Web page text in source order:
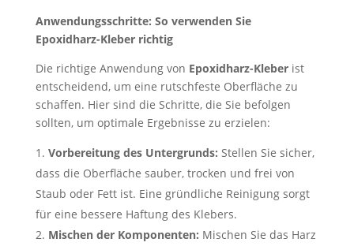
Anwendungsschritte: So verwenden Sie
Epoxidharz-Kleber richtig
Die richtige Anwendung von Epoxidharz-Kleberist
entscheidend, um eine rutschfeste Oberfläche zu
schaffen. Hier sind die Schritte, die Sie befolgen
sollten, um optimale Ergebnisse zu erzielen:
Vorbereitung des Untergrunds: Stellen Sie sicher,
dass die Oberfläche sauber, trocken und frei von
Staub oder Fett ist. Eine gründliche Reinigung sorgt
für eine bessere Haftung des Klebers.
Mischen der Komponenten: Mischen Sie das Harz